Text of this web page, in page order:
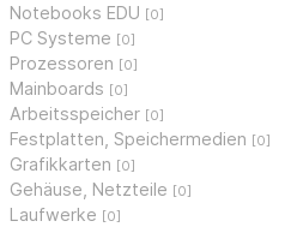
Notebooks EDU [0]
PC Systeme [0]
Prozessoren [0]
Mainboards [0]
Arbeitsspeicher [0]
Festplatten, Speichermedien [0]
Grafikkarten [0]
Gehäuse, Netzteile [0]
Laufwerke [0]